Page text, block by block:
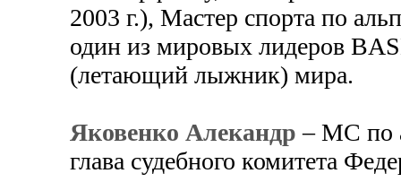
2003 г.), Мастер спорта по
один из мировых лидеров
(летающий лыжник) мира.
Яковенко Алекандр – МС по
глава судебного комитета